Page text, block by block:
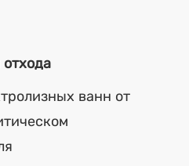
ванн от